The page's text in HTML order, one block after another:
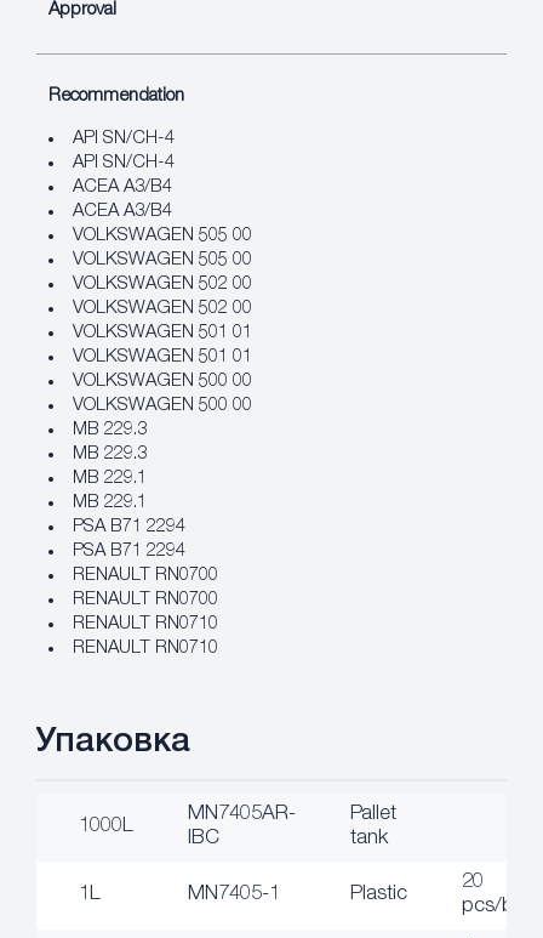
Approval
Recommendation
API SN/CH-4
API SN/CH-4
ACEA A3/B4
ACEA A3/B4
VOLKSWAGEN 505 00
VOLKSWAGEN 505 00
VOLKSWAGEN 502 00
VOLKSWAGEN 502 00
VOLKSWAGEN 501 01
VOLKSWAGEN 501 01
VOLKSWAGEN 500 00
VOLKSWAGEN 500 00
MB 229.3
MB 229.3
MB 229.1
MB 229.1
PSA B71 2294
PSA B71 2294
RENAULT RN0700
RENAULT RN0700
RENAULT RN0710
RENAULT RN0710
Упаковка
1000L
MN7405AR-
IBC
Pallet
tank
1L MN7405-1 Plastic
20
pcs/box